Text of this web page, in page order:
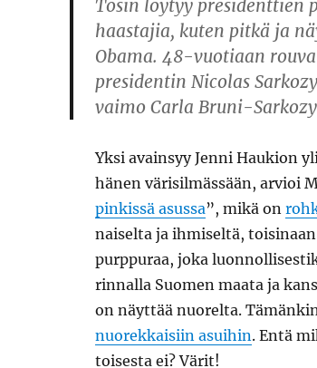
Tosin löytyy presidenttien
haastajia, kuten pitkä ja
Obama. 48-vuotiaan
presidentin Nicolas
vaimo Carla Bruni-
Yksi avainsyy Jenni Haukion
hänen värisilmässään, arvioi
pinkissä asussa”, mikä on
naiselta ja ihmiseltä,
purppuraa, joka
rinnalla Suomen maata ja
on näyttää nuorelta.
nuorekkaisiin asuihin. Entä
toisesta ei? Värit!